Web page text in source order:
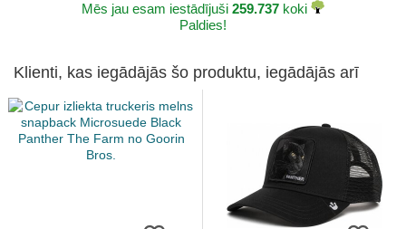
Mēs jau esam iestādījuši 259.737 koki
Paldies!
Klienti, kas iegādājās šo produktu, iegādājās arī